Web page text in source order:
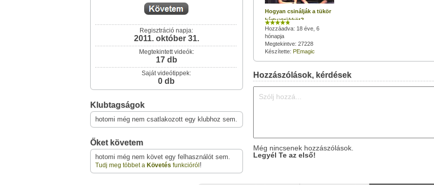
Regisztráció napja:
2011. október 31.
Megtekintett videók:
17 db
Saját videótippek:
0 db
Klubtagságok
hotomi még nem csatlakozott egy klubhoz sem.
Őket követem
hotomi még nem követ egy felhasználót sem.
Tudj meg többet a Követés funkcióról !
Hogyan csinálják a tükör
kártyatrükköt?
Hozzáadva: 18 éve, 6
hónapja
Megtekintve: 27228
Készítette: PEmagic
Hozzászólások, kérdések
Még nincsenek hozzászólások.
Legyél Te az első!